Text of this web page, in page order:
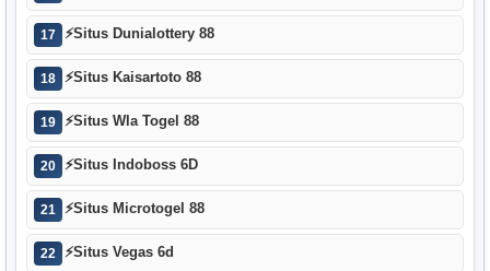
17 ⚡Situs Dunialottery 88
18 ⚡Situs Kaisartoto 88
19 ⚡Situs Wla Togel 88
20 ⚡Situs Indoboss 6D
21 ⚡Situs Microtogel 88
22 ⚡Situs Vegas 6d